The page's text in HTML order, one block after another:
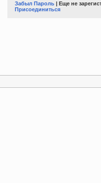
Забыл Пароль | Еще не
Присоединиться